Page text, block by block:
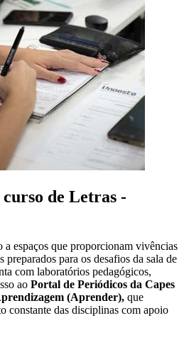
de Letras -
a espaços que proporcionam vivências
preparados para os desafios da sala de
com laboratórios pedagógicos,
ao Portal de Periódicos da Capes
(Aprender), que
constante das disciplinas com apoio